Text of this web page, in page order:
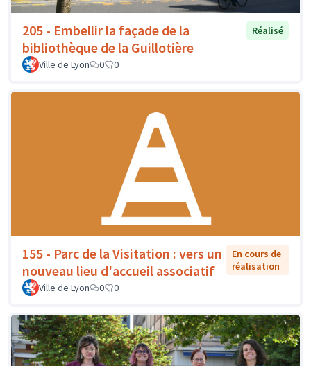
205 - Embellir la façade de la
bibliothèque de la Guillotière
Réalisé
Ville de Lyon 0 0
155 - Parc de la Visitation : vers un
nouveau lieu d'accueil associatif
En cours de
réalisation
Ville de Lyon
0 0